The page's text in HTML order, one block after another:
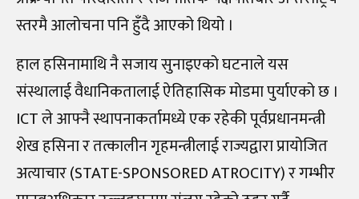
स्तरमै आलोचना पनि हुँदै आएको थियो ।
हाल हसिनामाथि नै सजाय सुनाइएको घटनाले यस
संस्थालाई वैधानिकतालाई ऐतिहासिक मोडमा पुर्याएको छ ।
ICT ले आफ्नै स्थापनाकर्तामध्ये एक रहेकी पूर्वप्रधानमन्त्री
शेख हसिना र तत्कालीन गृहमन्त्रीलाई राज्यद्वारा प्रायोजित
अत्याचार (STATE-SPONSORED ATROCITY) र गम्भीर